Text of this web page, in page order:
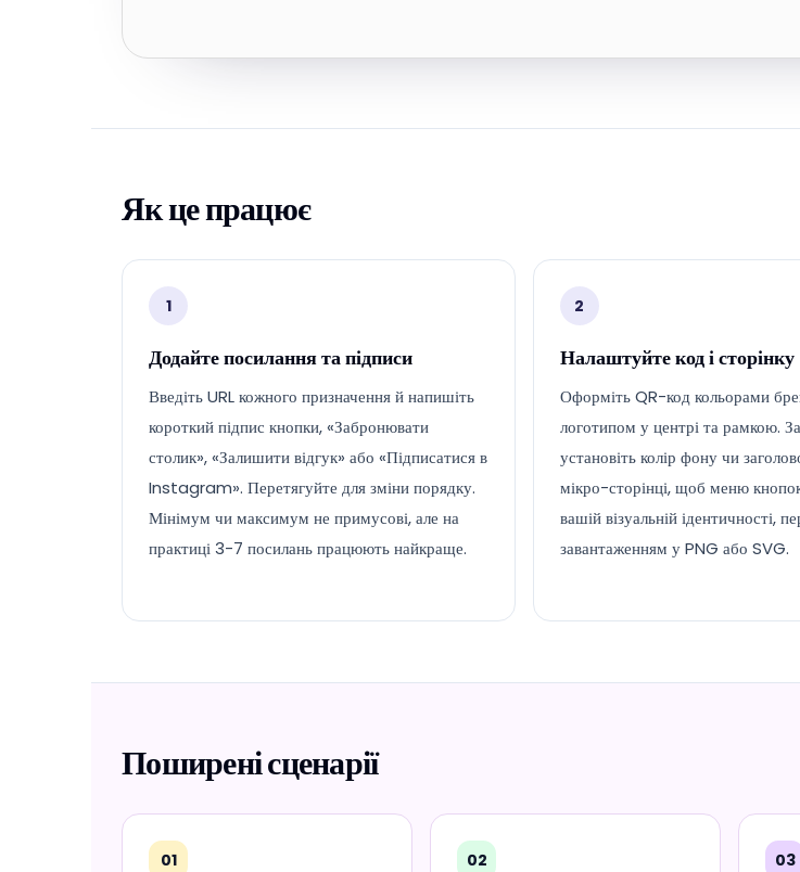
Як це працює
1
Додайте посилання та підписи
Введіть URL кожного призначення й напишіть
короткий підпис кнопки, «Забронювати
столик», «Залишити відгук» або «Підписатися в
Instagram». Перетягуйте для зміни порядку.
Мінімум чи максимум не примусові, але на
практиці 3-7 посилань працюють найкраще.
2
Налаштуйте код і сторінку
Оформіть QR-код кольорами
логотипом у центрі та рамкою.
установіть колір фону чи
мікро-сторінці, щоб меню
вашій візуальній ідентичності,
завантаженням у PNG або SVG.
Поширені сценарії
01 02 03